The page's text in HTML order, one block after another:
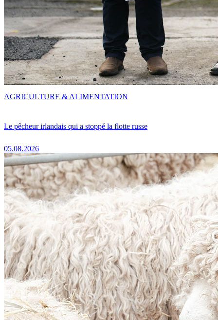
Le pêcheur irlandais qui a stoppé la flotte russe
05.08.2026
AGRICULTURE & ALIMENTATION